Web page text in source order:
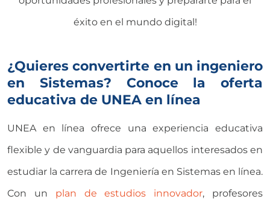
éxito en el mundo digital!
¿Quieres convertirte en un ingeniero
en Sistemas? Conoce la oferta
educativa de UNEA en línea
UNEA en línea ofrece una experiencia educativa
flexible y de vanguardia para aquellos interesados en
estudiar la carrera de Ingeniería en Sistemas en línea.
Con un plan de estudios innovador, profesores